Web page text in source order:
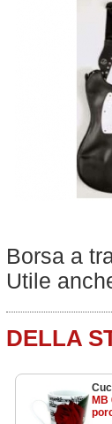
Borsa a
Utile
DELLA
MB